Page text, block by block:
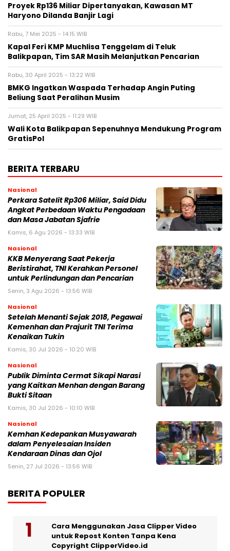
Proyek Rp136 Miliar Dipertanyakan, Kawasan MT
Haryono Dilanda Banjir Lagi
Rabu, 7 Mei 2025 - 14:15 WIB
Kapal Feri KMP Muchlisa Tenggelam di Teluk
Balikpapan, Tim SAR Masih Melanjutkan Pencarian
Rabu, 30 April 2025 - 13:22 WIB
BMKG Ingatkan Waspada Terhadap Angin Puting
Beliung Saat Peralihan Musim
Jumat, 25 April 2025 - 11:29 WIB
Wali Kota Balikpapan Sepenuhnya Mendukung Program
GratisPol
BERITA TERBARU
Nasional
Perkara Satelit Rp306 Miliar, Said Didu
Angkat Perbedaan Waktu Pengadaan
dan Masa Jabatan Sjafrie
Kamis, 6 Agu 2026 - 13:33 WIB
Nasional
KKB Menyerang Saat Pekerja
Beristirahat, TNI Kerahkan Personel
untuk Perlindungan dan Pencarian
Senin, 3 Agu 2026 - 13:56 WIB
Nasional
Setelah Menanti Sejak 2018, Pegawai
Kemenhan dan Prajurit TNI Terima
Kenaikan Tukin
Kamis, 30 Jul 2026 - 10:20 WIB
Nasional
Publik Diminta Cermat Sikapi Narasi
yang Kaitkan Menhan dengan Barang
Bukti Sitaan
Kamis, 30 Jul 2026 - 10:10 WIB
Nasional
Kemhan Kedepankan Musyawarah
dalam Penyelesaian Insiden
Kendaraan Dinas dan Ojol
Senin, 27 Jul 2026 - 13:56 WIB
BERITA POPULER
Cara Menggunakan Jasa Clipper Video
untuk Repost Konten Tanpa Kena
Copyright ClipperVideo.id